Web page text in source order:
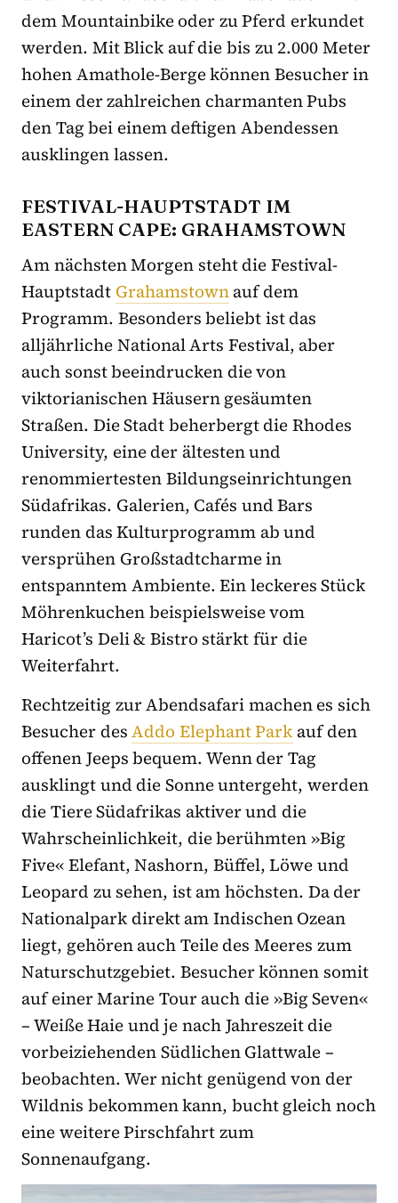
dem Mountainbike oder zu Pferd erkundet
werden. Mit Blick auf die bis zu 2.000 Meter
hohen Amathole-Berge können Besucher in
einem der zahlreichen charmanten Pubs
den Tag bei einem deftigen Abendessen
ausklingen lassen.
FESTIVAL-HAUPTSTADT IM
EASTERN CAPE: GRAHAMSTOWN
Am nächsten Morgen steht die Festival-
Hauptstadt Grahamstownauf dem
Programm. Besonders beliebt ist das
alljährliche National Arts Festival, aber
auch sonst beeindrucken die von
viktorianischen Häusern gesäumten
Straßen. Die Stadt beherbergt die Rhodes
University, eine der ältesten und
renommiertesten Bildungseinrichtungen
Südafrikas. Galerien, Cafés und Bars
runden das Kulturprogramm ab und
versprühen Großstadtcharme in
entspanntem Ambiente. Ein leckeres Stück
Möhrenkuchen beispielsweise vom
Haricot’s Deli & Bistro stärkt für die
Weiterfahrt.
Rechtzeitig zur Abendsafari machen es sich
Besucher desAddo Elephant Park auf den
offenen Jeeps bequem. Wenn der Tag
ausklingt und die Sonne untergeht, werden
die Tiere Südafrikas aktiver und die
Wahrscheinlichkeit, die berühmten »Big
Five« Elefant, Nashorn, Büffel, Löwe und
Leopard zu sehen, ist am höchsten. Da der
Nationalpark direkt am Indischen Ozean
liegt, gehören auch Teile des Meeres zum
Naturschutzgebiet. Besucher können somit
auf einer Marine Tour auch die »Big Seven«
– Weiße Haie und je nach Jahreszeit die
vorbeiziehenden Südlichen Glattwale –
beobachten. Wer nicht genügend von der
Wildnis bekommen kann, bucht gleich noch
eine weitere Pirschfahrt zum
Sonnenaufgang.